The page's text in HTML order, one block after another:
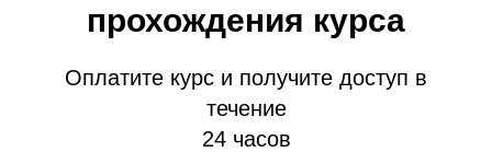
прохождения курса
Оплатите курс и получите доступ в
течение
24 часов